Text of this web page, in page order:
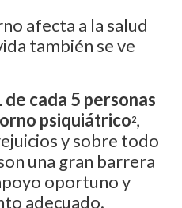
afecta a la salud
también se ve
cada 5 personas
psiquiátrico2,
y sobre todo
una gran barrera
oportuno y
adecuado.